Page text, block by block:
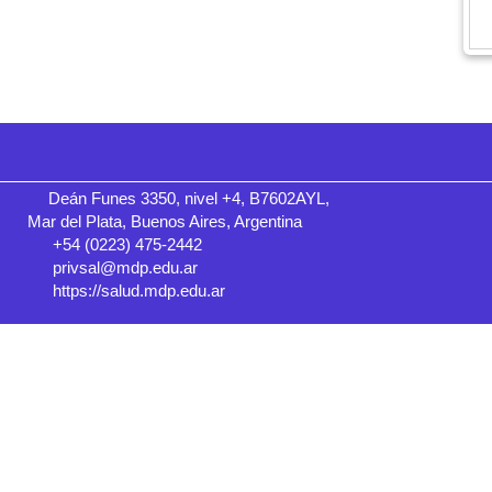
Deán Funes 3350, nivel +4, B7602AYL,
Mar del Plata, Buenos Aires, Argentina
+54 (0223) 475-2442
privsal@mdp.edu.ar
https://salud.mdp.edu.ar